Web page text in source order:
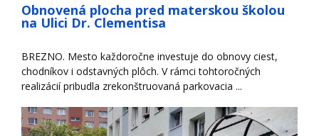
Obnovená plocha pred materskou školou
na Ulici Dr. Clementisa
BREZNO. Mesto každoročne investuje do obnovy ciest,
chodníkov i odstavných plôch. V rámci tohtoročných
realizácií pribudla zrekonštruovaná parkovacia ...